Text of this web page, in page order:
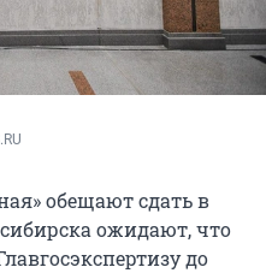
обещают сдать в
ожидают, что
до